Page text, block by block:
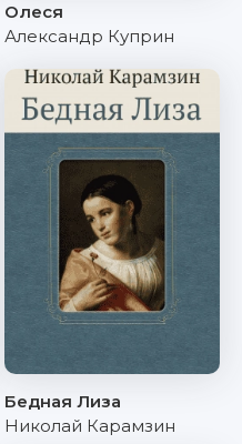
Олеся
Александр Куприн
Бедная Лиза
Николай Карамзин